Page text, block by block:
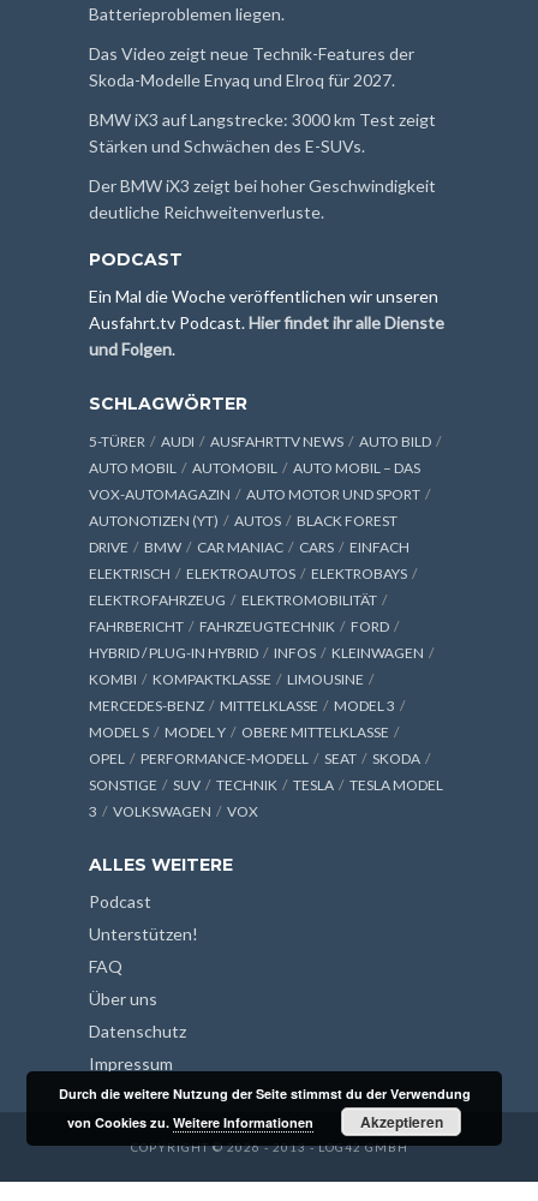
Batterieproblemen liegen.
Das Video zeigt neue Technik-Features der
Skoda-Modelle Enyaq und Elroq für 2027.
BMW iX3 auf Langstrecke: 3000 km Test zeigt
Stärken und Schwächen des E-SUVs.
Der BMW iX3 zeigt bei hoher Geschwindigkeit
deutliche Reichweitenverluste.
PODCAST
Ein Mal die Woche veröffentlichen wir unseren
Ausfahrt.tv Podcast.Hier findet ihr alle Dienste
und Folgen.
SCHLAGWÖRTER
5-TÜRER AUDI AUSFAHRTTV NEWS
AUTO BILD
AUTO MOBIL
AUTOMOBIL
AUTO MOBIL – DAS
VOX-AUTOMAGAZIN
AUTO MOTOR UND SPORT
AUTONOTIZEN (YT)
AUTOS
BLACK FOREST
DRIVE
BMW CAR MANIAC CARS
EINFACH
ELEKTRISCH
ELEKTROAUTOS
ELEKTROBAYS
ELEKTROFAHRZEUG
ELEKTROMOBILITÄT
FAHRBERICHT
FAHRZEUGTECHNIK
FORD
HYBRID / PLUG-IN HYBRID
INFOS
KLEINWAGEN
KOMBI
KOMPAKTKLASSE
LIMOUSINE
MERCEDES-BENZ
MITTELKLASSE
MODEL 3
MODEL S
MODEL Y
OBERE MITTELKLASSE
OPEL
PERFORMANCE-MODELL SEAT
SKODA
SONSTIGE
SUV TECHNIK TESLA
TESLA MODEL
3
VOLKSWAGEN VOX
ALLES WEITERE
Podcast
Unterstützen!
FAQ
Über uns
Datenschutz
Impressum
COPYRIGHT © 2026 - 2013 - LOG42 GMBH
Durch die weitere Nutzung der Seite stimmst du der Verwendung
von Cookies zu.Weitere Informationen Akzeptieren